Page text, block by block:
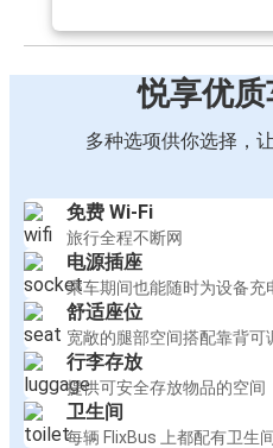
悦享优
多种选项供你选择，
免费 Wi-Fi
旅行全程不断网
电源插座
乘车期间也能随时为设备充
舒适座位
宽敞的腿部空间搭配靠背
行李存放
提供可安全存放物品的空间
卫生间
每辆 FlixBus 上都配有卫生